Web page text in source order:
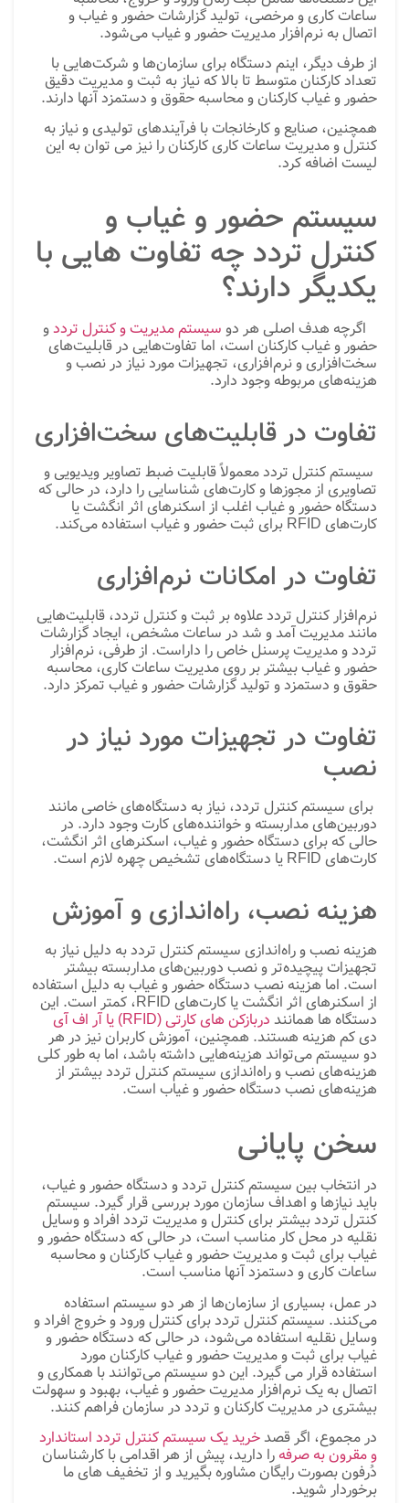
ساعات کاری و مرخصی، تولید گزارشات حضور و غیاب و
اتصال به نرم‌افزار مدیریت حضور و غیاب می‌شود.
از طرف دیگر، اینم دستگاه برای سازمان‌ها و شرکت‌هایی با
تعداد کارکنان متوسط تا بالا که نیاز به ثبت و مدیریت دقیق
حضور و غیاب کارکنان و محاسبه حقوق و دستمزد آنها دارند.
همچنین، صنایع و کارخانجات با فرآیندهای تولیدی و نیاز به
کنترل و مدیریت ساعات کاری کارکنان را نیز می توان به این
لیست اضافه کرد.
سیستم حضور و غیاب و
کنترل تردد چه تفاوت هایی با
یکدیگر دارند؟
اگرچه هدف اصلی هر دو سیستم مدیریت و کنترل ترددو
حضور و غیاب کارکنان است، اما تفاوت‌هایی در قابلیت‌های
سخت‌افزاری و نرم‌افزاری، تجهیزات مورد نیاز در نصب و
هزینه‌های مربوطه وجود دارد.
تفاوت در قابلیت‌های سخت‌افزاری
سیستم کنترل تردد معمولاً قابلیت ضبط تصاویر ویدیویی و
تصاویری از مجوزها و کارت‌های شناسایی را دارد، در حالی که
دستگاه حضور و غیاب اغلب از اسکنرهای اثر انگشت یا
کارت‌های RFID برای ثبت حضور و غیاب استفاده می‌کند.
تفاوت در امکانات نرم‌افزاری
نرم‌افزار کنترل تردد علاوه بر ثبت و کنترل تردد، قابلیت‌هایی
مانند مدیریت آمد و شد در ساعات مشخص، ایجاد گزارشات
تردد و مدیریت پرسنل خاص را داراست. از طرفی، نرم‌افزار
حضور و غیاب بیشتر بر روی مدیریت ساعات کاری، محاسبه
حقوق و دستمزد و تولید گزارشات حضور و غیاب تمرکز دارد.
تفاوت در تجهیزات مورد نیاز در
نصب
برای سیستم کنترل تردد، نیاز به دستگاه‌های خاصی مانند
دوربین‌های مداربسته و خواننده‌های کارت وجود دارد. در
حالی که برای دستگاه حضور و غیاب، اسکنرهای اثر انگشت،
کارت‌های RFID یا دستگاه‌های تشخیص چهره لازم است.
هزینه نصب، راه‌اندازی و آموزش
هزینه نصب و راه‌اندازی سیستم کنترل تردد به دلیل نیاز به
تجهیزات پیچیده‌تر و نصب دوربین‌های مداربسته بیشتر
است. اما هزینه نصب دستگاه حضور و غیاب به دلیل استفاده
از اسکنرهای اثر انگشت یا کارت‌های RFID، کمتر است. این
دستگاه ها همانند دربازکن های کارتی (RFID) یا آر اف آی
دی کم هزینه هستند. همچنین، آموزش کاربران نیز در هر
دو سیستم می‌تواند هزینه‌هایی داشته باشد، اما به طور کلی
هزینه‌های نصب و راه‌اندازی سیستم کنترل تردد بیشتر از
هزینه‌های نصب دستگاه حضور و غیاب است.
سخن پایانی
در انتخاب بین سیستم کنترل تردد و دستگاه حضور و غیاب،
باید نیازها و اهداف سازمان مورد بررسی قرار گیرد. سیستم
کنترل تردد بیشتر برای کنترل و مدیریت تردد افراد و وسایل
نقلیه در محل کار مناسب است، در حالی که دستگاه حضور و
غیاب برای ثبت و مدیریت حضور و غیاب کارکنان و محاسبه
ساعات کاری و دستمزد آنها مناسب است.
در عمل، بسیاری از سازمان‌ها از هر دو سیستم استفاده
می‌کنند. سیستم کنترل تردد برای کنترل ورود و خروج افراد و
وسایل نقلیه استفاده می‌شود، در حالی که دستگاه حضور و
غیاب برای ثبت و مدیریت حضور و غیاب کارکنان مورد
استفاده قرار می گیرد. این دو سیستم می‌توانند با همکاری و
اتصال به یک نرم‌افزار مدیریت حضور و غیاب، بهبود و سهولت
بیشتری در مدیریت کارکنان و تردد در سازمان فراهم کنند.
در مجموع، اگر قصدخرید یک سیستم کنترل تردد استاندارد
و مقرون به صرفه را دارید، پیش از هر اقدامی با کارشناسان
دُرفون بصورت رایگان مشاوره بگیرید و از تخفیف های ما
برخوردار شوید.